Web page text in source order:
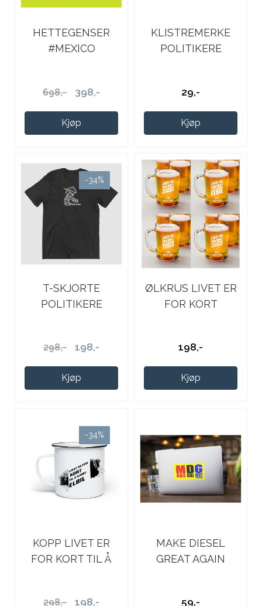
HETTEGENSER
#MEXICO
698,- 398,-
Kjøp
KLISTREMERKE
POLITIKERE
29,-
Kjøp
-34%
T-SKJORTE
POLITIKERE
298,- 198,-
Kjøp
ØLKRUS LIVET ER
FOR KORT
198,-
Kjøp
-34%
KOPP LIVET ER
FOR KORT TIL Å
298,- 198,-
MAKE DIESEL
GREAT AGAIN
59,-